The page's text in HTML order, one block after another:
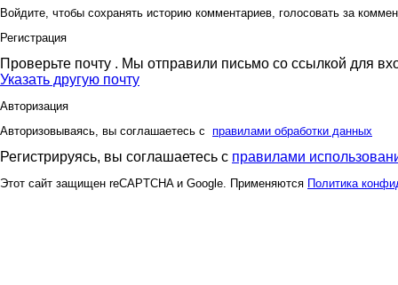
Войдите, чтобы сохранять историю комментариев, голосовать за
Регистрация
Проверьте почту . Мы отправили письмо со ссылкой для
Указать другую почту
Авторизация
Авторизовываясь, вы соглашаетесь с правилами обработки данных
Регистрируясь, вы соглашаетесь с правилами
Этот сайт защищен reCAPTCHA и Google. Применяются Политика